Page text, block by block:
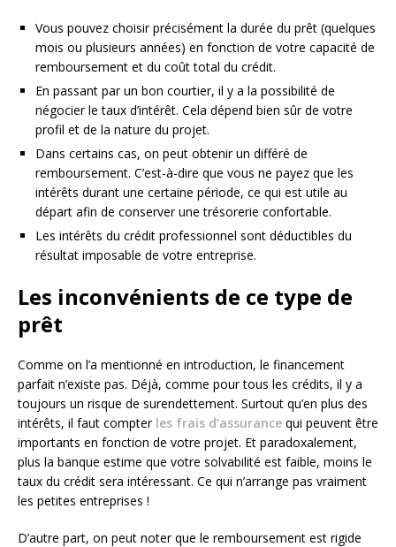
Vous pouvez choisir précisément la durée du prêt (quelques
mois ou plusieurs années) en fonction de votre capacité de
remboursement et du coût total du crédit.
En passant par un bon courtier, il y a la possibilité de
négocier le taux d’intérêt. Cela dépend bien sûr de votre
profil et de la nature du projet.
Dans certains cas, on peut obtenir un différé de
remboursement. C’est-à-dire que vous ne payez que les
intérêts durant une certaine période, ce qui est utile au
départ afin de conserver une trésorerie confortable.
Les intérêts du crédit professionnel sont déductibles du
résultat imposable de votre entreprise.
Les inconvénients de ce type de
prêt
Comme on l’a mentionné en introduction, le financement
parfait n’existe pas. Déjà, comme pour tous les crédits, il y a
toujours un risque de surendettement. Surtout qu’en plus des
intérêts, il faut compter les frais d’assurance qui peuvent être
importants en fonction de votre projet. Et paradoxalement,
plus la banque estime que votre solvabilité est faible, moins le
taux du crédit sera intéressant. Ce qui n’arrange pas vraiment
les petites entreprises !
D’autre part, on peut noter que le remboursement est rigide